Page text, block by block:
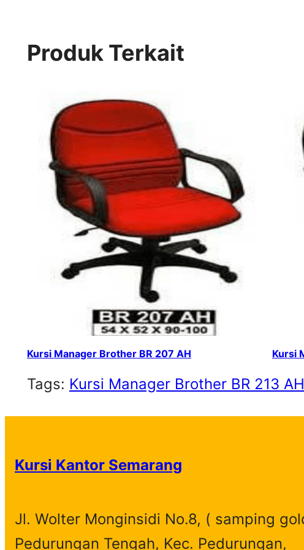
Produk Terkait
Kursi Manager Brother BR 207 AH Kursi
Tags: Kursi Manager Brother BR 213 AH
Kursi Kantor Semarang
Jl. Wolter Monginsidi No.8, ( samping
Pedurungan Tengah, Kec. Pedurungan,